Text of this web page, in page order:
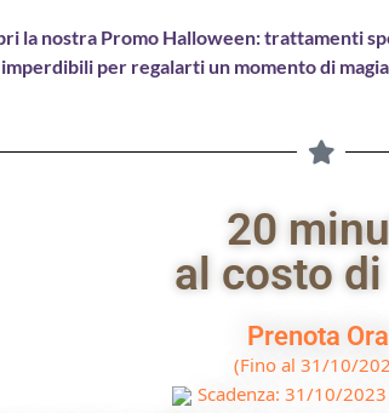
la nostra Promo Halloween: trattamenti
imperdibili per regalarti un momento di
20
al costo
Prenota
(Fino al 31/10/
Scadenza: 31/10/